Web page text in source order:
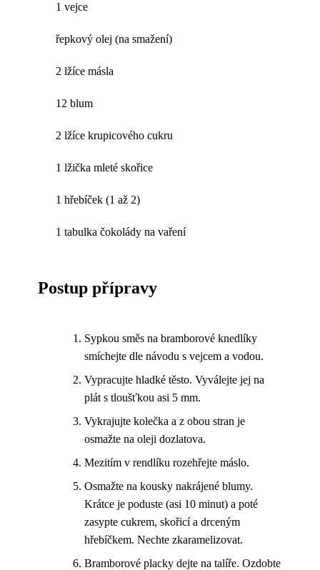
1 vejce
řepkový olej (na smažení)
2 lžíce másla
12 blum
2 lžíce krupicového cukru
1 lžička mleté skořice
1 hřebíček (1 až 2)
1 tabulka čokolády na vaření
Postup přípravy
Sypkou směs na bramborové knedlíky
smíchejte dle návodu s vejcem a vodou.
Vypracujte hladké těsto. Vyválejte jej na
plát s tloušťkou asi 5 mm.
Vykrajujte kolečka a z obou stran je
osmažte na oleji dozlatova.
Mezitím v rendlíku rozehřejte máslo.
Osmažte na kousky nakrájené blumy.
Krátce je poduste (asi 10 minut) a poté
zasypte cukrem, skořicí a drceným
hřebíčkem. Nechte zkaramelizovat.
Bramborové placky dejte na talíře. Ozdobte